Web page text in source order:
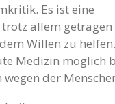
Es ist eine
allem
Willen zu helfen.
Medizin möglich
der